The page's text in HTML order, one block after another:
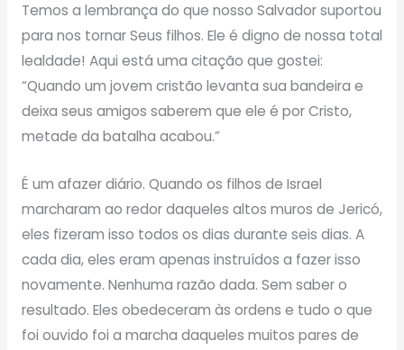
Temos a lembrança do que nosso Salvador suportou
para nos tornar Seus filhos. Ele é digno de nossa total
lealdade! Aqui está uma citação que gostei:
“Quando um jovem cristão levanta sua bandeira e
deixa seus amigos saberem que ele é por Cristo,
metade da batalha acabou.”
É um afazer diário. Quando os filhos de Israel
marcharam ao redor daqueles altos muros de Jericó,
eles fizeram isso todos os dias durante seis dias. A
cada dia, eles eram apenas instruídos a fazer isso
novamente. Nenhuma razão dada. Sem saber o
resultado. Eles obedeceram às ordens e tudo o que
foi ouvido foi a marcha daqueles muitos pares de